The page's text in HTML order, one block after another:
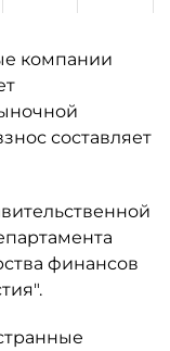
компании
составляет
финансов